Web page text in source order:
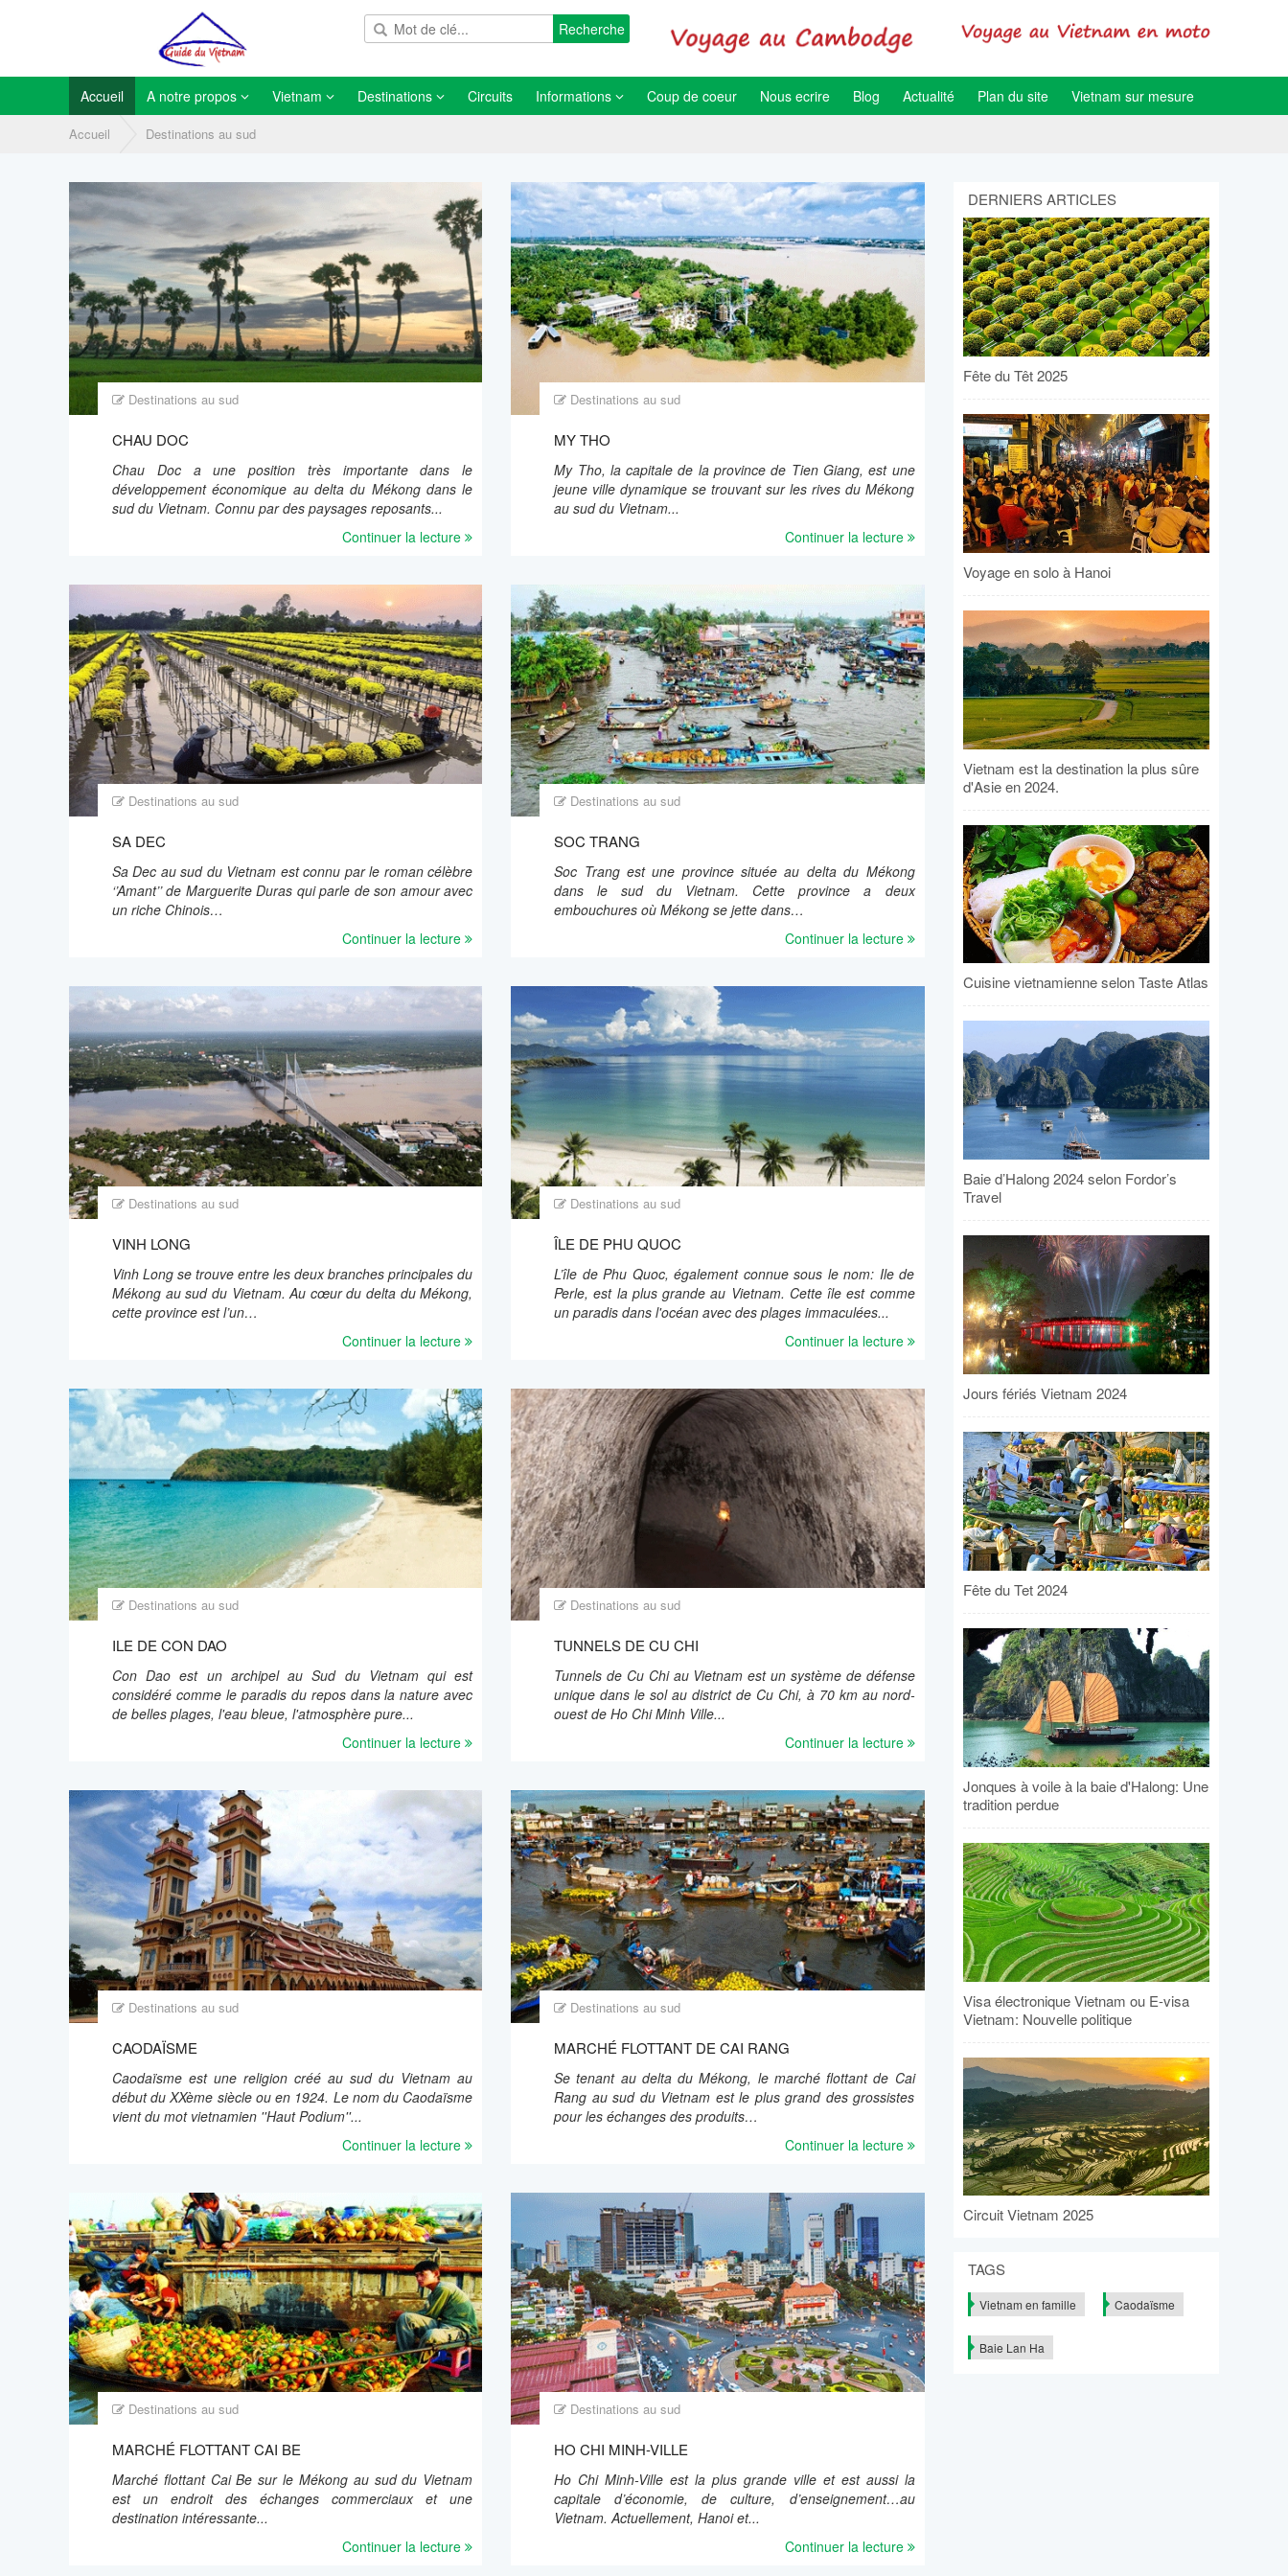
Recherche
Accueil A notre propos Vietnam Destinations Circuits Informations Coup de coeur Nous ecrire Blog Actualité Plan du site Vietnam sur mesure
Accueil Destinations au sud
Destinations au sud
CHAU DOC
Chau Doc a une position très importante dans le
développement économique au delta du Mékong dans le
sud du Vietnam. Connu par des paysages reposants...
Continuer la lecture
Destinations au sud
MY THO
My Tho, la capitale de la province de Tien Giang, est une
jeune ville dynamique se trouvant sur les rives du Mékong
au sud du Vietnam...
Continuer la lecture
Destinations au sud
SA DEC
Sa Dec au sud du Vietnam est connu par le roman célèbre
‘’Amant’’ de Marguerite Duras qui parle de son amour avec
un riche Chinois…
Continuer la lecture
Destinations au sud
SOC TRANG
Soc Trang est une province située au delta du Mékong
dans le sud du Vietnam. Cette province a deux
embouchures où Mékong se jette dans…
Continuer la lecture
Destinations au sud
VINH LONG
Vinh Long se trouve entre les deux branches principales du
Mékong au sud du Vietnam. Au cœur du delta du Mékong,
cette province est l’un…
Continuer la lecture
Destinations au sud
ÎLE DE PHU QUOC
L’île de Phu Quoc, également connue sous le nom: Ile de
Perle, est la plus grande au Vietnam. Cette île est comme
un paradis dans l'océan avec des plages immaculées...
Continuer la lecture
Destinations au sud
ILE DE CON DAO
Con Dao est un archipel au Sud du Vietnam qui est
considéré comme le paradis du repos dans la nature avec
de belles plages, l'eau bleue, l'atmosphère pure...
Continuer la lecture
Destinations au sud
TUNNELS DE CU CHI
Tunnels de Cu Chi au Vietnam est un système de défense
unique dans le sol au district de Cu Chi, à 70 km au nord-
ouest de Ho Chi Minh Ville...
Continuer la lecture
Destinations au sud
CAODAÏSME
Caodaïsme est une religion créé au sud du Vietnam au
début du XXème siècle ou en 1924. Le nom du Caodaïsme
vient du mot vietnamien ''Haut Podium''...
Continuer la lecture
Destinations au sud
MARCHÉ FLOTTANT DE CAI RANG
Se tenant au delta du Mékong, le marché flottant de Cai
Rang au sud du Vietnam est le plus grand des grossistes
pour les échanges des produits…
Continuer la lecture
Destinations au sud
MARCHÉ FLOTTANT CAI BE
Marché flottant Cai Be sur le Mékong au sud du Vietnam
est un endroit des échanges commerciaux et une
destination intéressante...
Continuer la lecture
Destinations au sud
HO CHI MINH-VILLE
Ho Chi Minh-Ville est la plus grande ville et est aussi la
capitale d’économie, de culture, d’enseignement…au
Vietnam. Actuellement, Hanoi et...
Continuer la lecture
DERNIERS ARTICLES
Fête du Têt 2025
Voyage en solo à Hanoi
Vietnam est la destination la plus sûre
d'Asie en 2024.
Cuisine vietnamienne selon Taste Atlas
Baie d’Halong 2024 selon Fordor’s
Travel
Jours fériés Vietnam 2024
Fête du Tet 2024
Jonques à voile à la baie d'Halong: Une
tradition perdue
Visa électronique Vietnam ou E-visa
Vietnam: Nouvelle politique
Circuit Vietnam 2025
TAGS
Vietnam en famille Caodaïsme
Baie Lan Ha